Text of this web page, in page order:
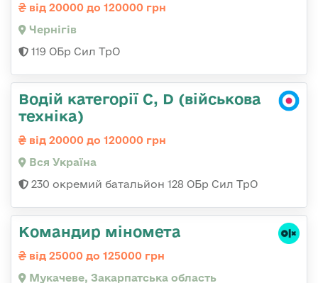
від 20000 до 120000 грн
Чернігів
119 ОБр Сил ТрО
Водій категорії C, D (військова
техніка)
від 20000 до 120000 грн
Вся Україна
230 окремий батальйон 128 ОБр Сил ТрО
Командир міномета
від 25000 до 125000 грн
Мукачеве, Закарпатська область